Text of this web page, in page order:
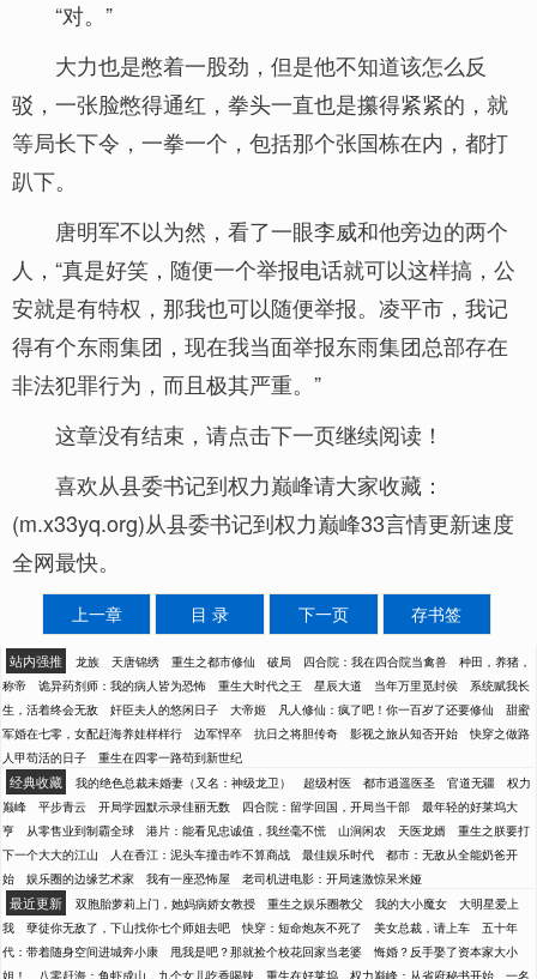
“对。”
大力也是憋着一股劲，但是他不知道该怎么反
驳，一张脸憋得通红，拳头一直也是攥得紧紧的，就
等局长下令，一拳一个，包括那个张国栋在内，都打
趴下。
唐明军不以为然，看了一眼李威和他旁边的两个
人，“真是好笑，随便一个举报电话就可以这样搞，公
安就是有特权，那我也可以随便举报。凌平市，我记
得有个东雨集团，现在我当面举报东雨集团总部存在
非法犯罪行为，而且极其严重。”
这章没有结束，请点击下一页继续阅读！
喜欢从县委书记到权力巅峰请大家收藏：
(m.x33yq.org)从县委书记到权力巅峰33言情更新速度
全网最快。
上一章 目 录 下一页 存书签
站内强推 龙族 天唐锦绣 重生之都市修仙 破局 四合院：我在四合院当禽兽
种田，养猪，
称帝
诡异药剂师：我的病人皆为恐怖 重生大时代之王 星辰大道 当年万里觅封侯
系统赋我长
生，活着终会无敌
奸臣夫人的悠闲日子 大帝姬 凡人修仙：疯了吧！你一百岁了还要修仙
甜蜜
军婚在七零，女配赶海养娃样样行
边军悍卒 抗日之将胆传奇 影视之旅从知否开始
快穿之做路
人甲苟活的日子
重生在四零一路苟到新世纪
经典收藏 我的绝色总裁未婚妻（又名：神级龙卫） 超级村医 都市逍遥医圣 官道无疆
权力
巅峰
平步青云 开局学园默示录佳丽无数 四合院：留学回国，开局当干部
最年轻的好莱坞大
亨
从零售业到制霸全球 港片：能看见忠诚值，我丝毫不慌 山涧闲农 天医龙婿
重生之朕要打
下一个大大的江山
人在香江：泥头车撞击咋不算商战 最佳娱乐时代
都市：无敌从全能奶爸开
始
娱乐圈的边缘艺术家 我有一座恐怖屋 老司机进电影：开局速激惊呆米娅
最近更新 双胞胎萝莉上门，她妈病娇女教授 重生之娱乐圈教父 我的大小魔女
大明星爱上
我
孽徒你无敌了，下山找你七个师姐去吧 快穿：短命炮灰不死了 美女总裁，请上车
五十年
代：带着随身空间进城奔小康
甩我是吧？那就捡个校花回家当老婆
悔婚？反手娶了资本家大小
姐！
八零赶海：鱼虾成山，九个女儿吃香喝辣 重生在好莱坞 权力巅峰：从省府秘书开始 一名